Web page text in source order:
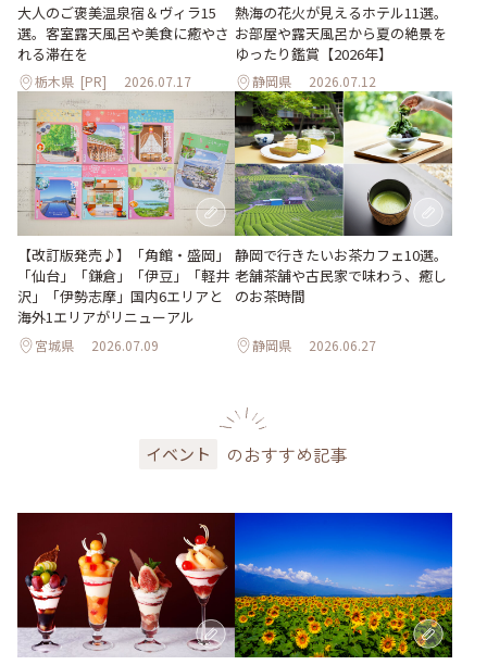
大人のご褒美温泉宿＆ヴィラ15
選。客室露天風呂や美食に癒やさ
れる滞在を
栃木県 [PR] 2026.07.17
熱海の花火が見えるホテル11選。
お部屋や露天風呂から夏の絶景を
ゆったり鑑賞【2026年】
静岡県 2026.07.12
【改訂版発売♪】「角館・盛岡」
「仙台」「鎌倉」「伊豆」「軽井
沢」「伊勢志摩」国内6エリアと
海外1エリアがリニューアル
宮城県 2026.07.09
静岡で行きたいお茶カフェ10選。
老舗茶舗や古民家で味わう、癒し
のお茶時間
静岡県 2026.06.27
イベント のおすすめ記事